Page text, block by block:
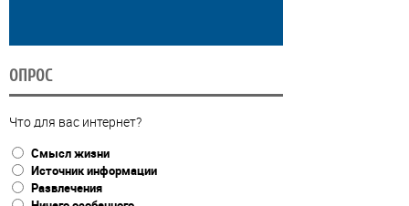
ОПРОС
Что для вас интернет?
Смысл жизни
Источник информации
Развлечения